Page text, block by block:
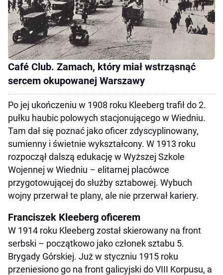
Café Club. Zamach, który miał wstrząsnąć
sercem okupowanej Warszawy
Po jej ukończeniu w 1908 roku Kleeberg trafił do 2.
pułku haubic polowych stacjonującego w Wiedniu.
Tam dał się poznać jako oficer zdyscyplinowany,
sumienny i świetnie wykształcony. W 1913 roku
rozpoczął dalszą edukację w Wyższej Szkole
Wojennej w Wiedniu – elitarnej placówce
przygotowującej do służby sztabowej. Wybuch
wojny przerwał te plany, ale nie przerwał kariery.
Franciszek Kleeberg oficerem
W 1914 roku Kleeberg został skierowany na front
serbski – początkowo jako członek sztabu 5.
Brygady Górskiej. Już w styczniu 1915 roku
przeniesiono go na front galicyjski do VIII Korpusu, a